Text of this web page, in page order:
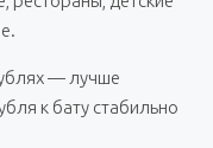
— лучше
к бату стабильно